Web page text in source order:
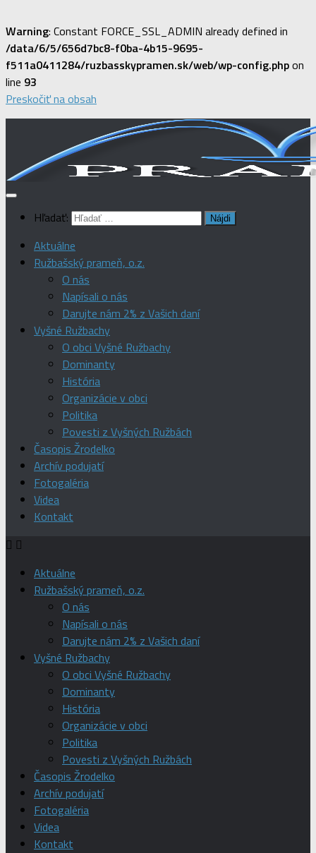
Warning: Constant FORCE_SSL_ADMIN already defined in
/data/6/5/656d7bc8-f0ba-4b15-9695-
f511a0411284/ruzbasskypramen.sk/web/wp-config.phpon
line 93
Preskočiť na obsah
Hľadať:
Aktuálne
Ružbašský prameň, o.z.
O nás
Napísali o nás
Darujte nám 2% z Vašich daní
Vyšné Ružbachy
O obci Vyšné Ružbachy
Dominanty
História
Organizácie v obci
Politika
Povesti z Vyšných Ružbách
Časopis Žrodelko
Archív podujatí
Fotogaléria
Videa
Kontakt
Aktuálne
Ružbašský prameň, o.z.
O nás
Napísali o nás
Darujte nám 2% z Vašich daní
Vyšné Ružbachy
O obci Vyšné Ružbachy
Dominanty
História
Organizácie v obci
Politika
Povesti z Vyšných Ružbách
Časopis Žrodelko
Archív podujatí
Fotogaléria
Videa
Kontakt